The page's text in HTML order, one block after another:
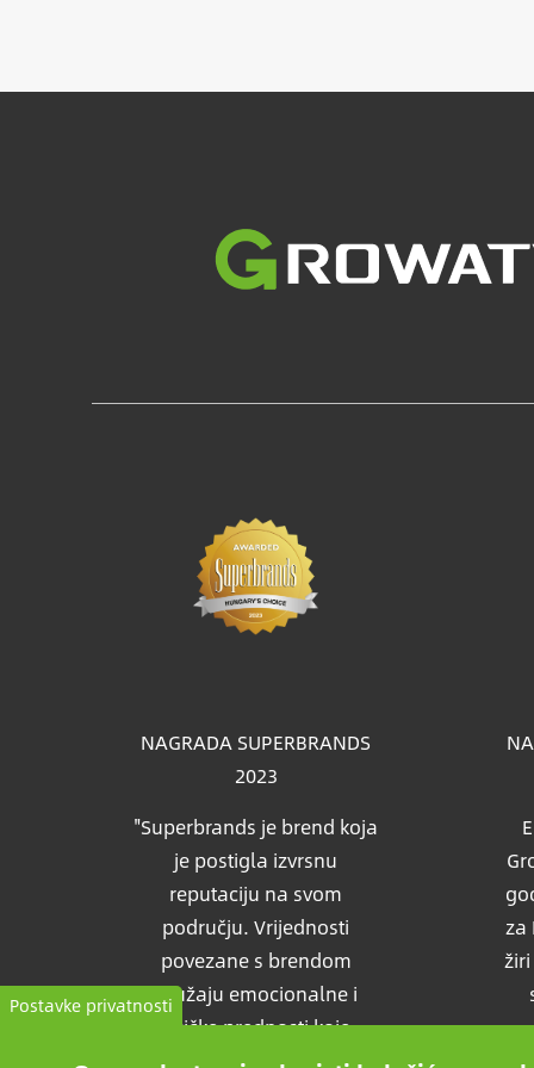
NAGRADA SUPERBRANDS
2023
"Superbrands je brend koja
je postigla izvrsnu
reputaciju na svom
području. Vrijednosti
povezane s brendom
pružaju emocionalne i
fizičke prednosti koje
pružaju očekivane podrške
za
Postavke privatnosti